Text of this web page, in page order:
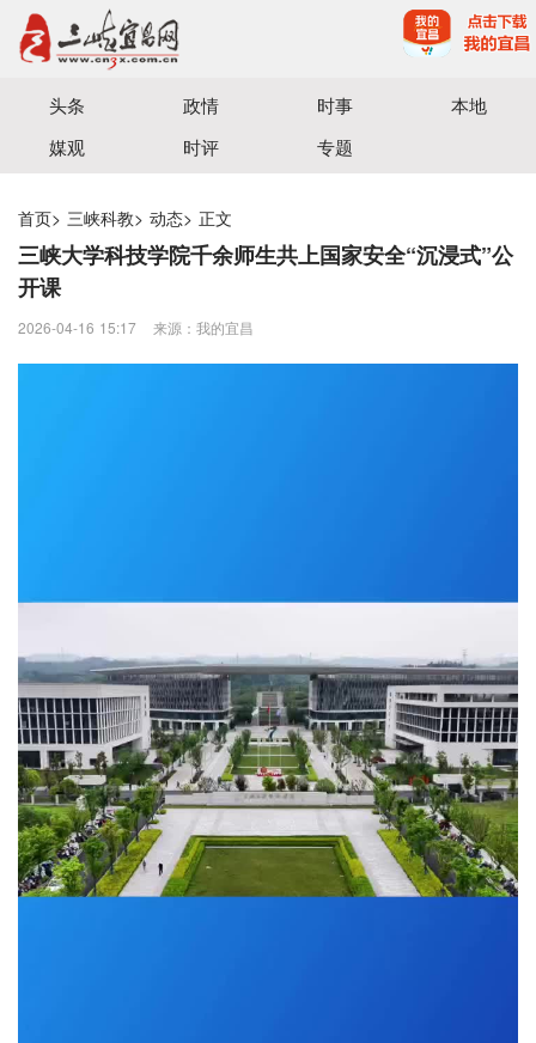
宜昌三峡融媒体中心主办
头条 政情 时事
本地
媒观
时评 专题
首页> 三峡科教> 动态> 正文
三峡大学科技学院千余师生共上国家安全“沉浸式”公
开课
2026-04-16 15:17 来源：我的宜昌